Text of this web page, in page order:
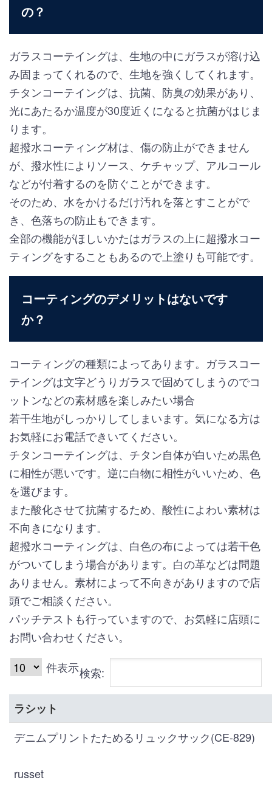
の？
ガラスコーテイングは、生地の中にガラスが溶け込
み固まってくれるので、生地を強くしてくれます。
チタンコーテイングは、抗菌、防臭の効果があり、
光にあたるか温度が30度近くになると抗菌がはじま
ります。
超撥水コーティング材は、傷の防止ができません
が、撥水性によりソース、ケチャップ、アルコール
などが付着するのを防ぐことができます。
そのため、水をかけるだけ汚れを落とすことがで
き、色落ちの防止もできます。
全部の機能がほしいかたはガラスの上に超撥水コー
ティングをすることもあるので上塗りも可能です。
コーティングのデメリットはないです
か？
コーティングの種類によってあります。ガラスコー
テイングは文字どうりガラスで固めてしまうのでコ
ットンなどの素材感を楽しみたい場合
若干生地がしっかりしてしまいます。気になる方は
お気軽にお電話できいてください。
チタンコーテイングは、チタン自体が白いため黒色
に相性が悪いです。逆に白物に相性がいいため、色
を選びます。
また酸化させて抗菌するため、酸性によわい素材は
不向きになります。
超撥水コーティングは、白色の布によっては若干色
がついてしまう場合があります。白の革などは問題
ありません。素材によって不向きがありますので店
頭でご相談ください。
パッチテストも行っていますので、お気軽に店頭に
お問い合わせください。
件表示検索:
ラシット
デニムプリントたためるリュックサック(CE-829)
russet